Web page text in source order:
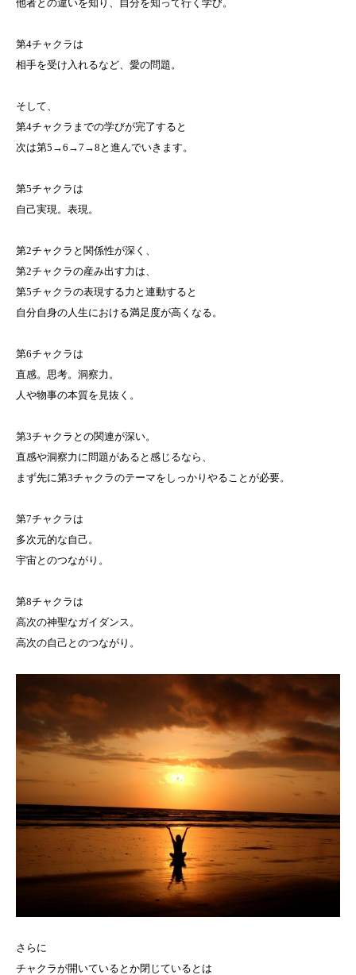
他者との違いを知り、自分を知って行く学び。
第4チャクラは
相手を受け入れるなど、愛の問題。
そして、
第4チャクラまでの学びが完了すると
次は第5→6→7→8と進んでいきます。
第5チャクラは
自己実現。表現。
第2チャクラと関係性が深く、
第2チャクラの産み出す力は、
第5チャクラの表現する力と連動すると
自分自身の人生における満足度が高くなる。
第6チャクラは
直感。思考。洞察力。
人や物事の本質を見抜く。
第3チャクラとの関連が深い。
直感や洞察力に問題があると感じるなら、
まず先に第3チャクラのテーマをしっかりやることが必要。
第7チャクラは
多次元的な自己。
宇宙とのつながり。
第8チャクラは
高次の神聖なガイダンス。
高次の自己とのつながり。
さらに
チャクラが開いているとか閉じているとは